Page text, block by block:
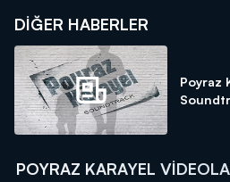
DIĞER HABERLER
Poyraz
POYRAZ KARAYEL